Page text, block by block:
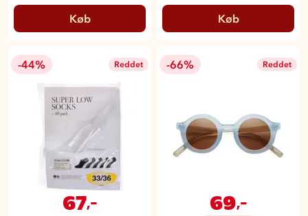
Køb Køb
-44% Reddet
67,-
-66% Reddet
69 ,-